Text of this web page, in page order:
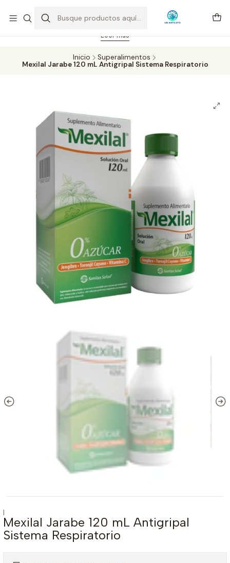
Feriado 21-05-2026 atención hasta las 14 hrs. Envío GRATIS mismo
día solo área Metropolitana Santiago por compras desde CLP 39.900.
Pedidos hasta 16 hrs., sábados y domingos hasta 14 hrs.
Leer más
Inicio
Superalimentos
Mexilal Jarabe 120 mL Antigripal Sistema Respiratorio
|
Mexilal Jarabe 120 mL Antigripal
Sistema Respiratorio